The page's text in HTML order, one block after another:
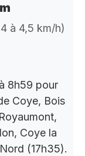
à 4,5 km/h)
8h59 pour
Coye, Bois
Coye la
(17h35).